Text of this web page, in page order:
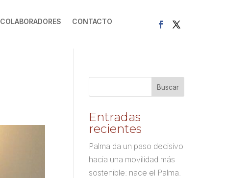
COLABORADORES CONTACTO
Entradas
recientes
Palma da un paso decisivo
hacia una movilidad más
sostenible: nace el Palma.